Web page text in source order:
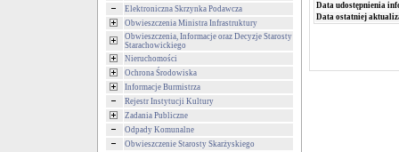
Elektroniczna Skrzynka Podawcza
Obwieszczenia Ministra Infrastruktury
Obwieszczenia, Informacje oraz Decyzje Starosty
Starachowickiego
Nieruchomości
Ochrona Środowiska
Informacje Burmistrza
Rejestr Instytucji Kultury
Zadania Publiczne
Odpady Komunalne
Obwieszczenie Starosty Skarżyskiego
Data udostępnienia
Data ostatniej